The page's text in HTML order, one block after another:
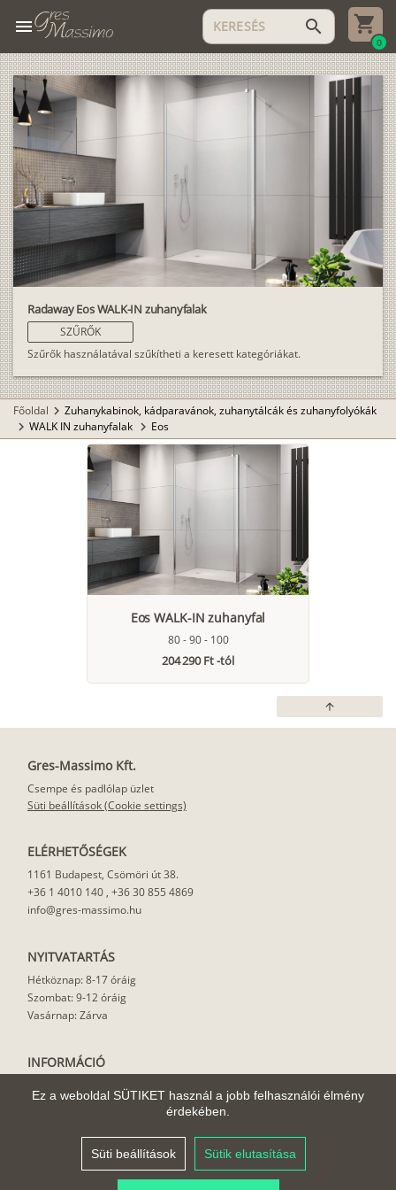
Ez a weboldal SÜTIKET használ a jobb felhasználói élmény
érdekében.
Süti beállítások Sütik elutasítása
menu search
0
Radaway Eos WALK-IN zuhanyfalak
SZŰRŐK
Szűrők használatával szűkítheti a keresett kategóriákat.
Főoldal chevron_right Zuhanykabinok, kádparavánok, zuhanytálcák és zuhanyfolyókák
chevron_right WALK IN zuhanyfalak chevron_right Eos
Eos WALK-IN zuhanyfal
80 - 90 - 100
204 290 Ft -tól
arrow_upward
Gres-Massimo Kft.
Csempe és padlólap üzlet
Süti beállítások (Cookie settings)
ELÉRHETŐSÉGEK
1161 Budapest, Csömöri út 38.
+36 1 4010 140, +36 30 855 4869
info@gres-massimo.hu
NYITVATARTÁS
Hétköznap: 8-17 óráig
Szombat: 9-12 óráig
Vasárnap: Zárva
INFORMÁCIÓ
Felhasználási javaslat